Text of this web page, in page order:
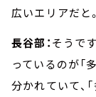
広いエリアだと。
長谷部：そうで
っているのが「
分かれていて、